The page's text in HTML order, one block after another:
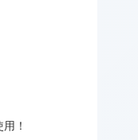
！